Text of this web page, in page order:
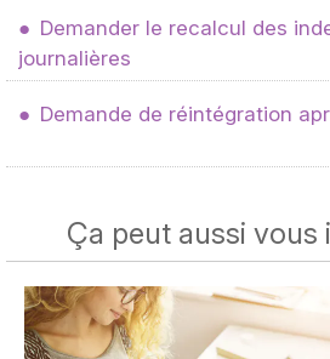
Demander le recalcul des
journalières
Demande de réintégration
Ça peut aussi vous